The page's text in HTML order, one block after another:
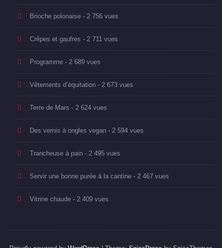
Brioche polonaise - 2 756 vues
Crêpes et gaufres - 2 711 vues
Programme - 2 689 vues
Vêtements d’équitation - 2 673 vues
Terre de Mars - 2 624 vues
Des vernis à ongles vegan - 2 594 vues
Trancheuse à pain - 2 495 vues
Servir une bonne purée à la cantine - 2 467 vues
Vitrine chaude - 2 409 vues